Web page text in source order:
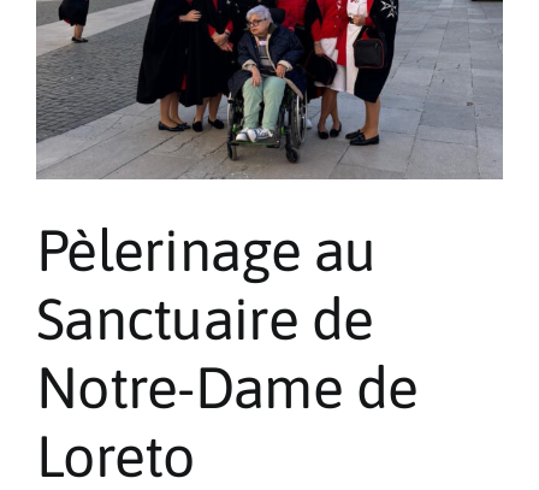
Pèlerinages
Contact
Pèlerinage au
Sanctuaire de
Notre-Dame de
Loreto